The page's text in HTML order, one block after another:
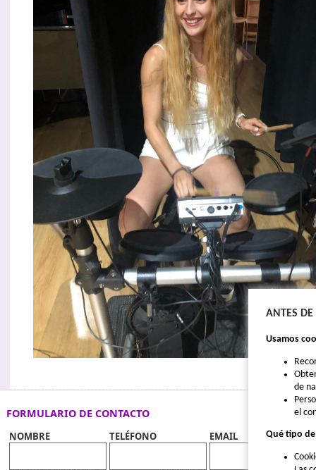
FORMULARIO DE CONTACTO
NOMBRE TELÉFONO EMAIL
ANTES
Usamos
de
el
Qué tipo